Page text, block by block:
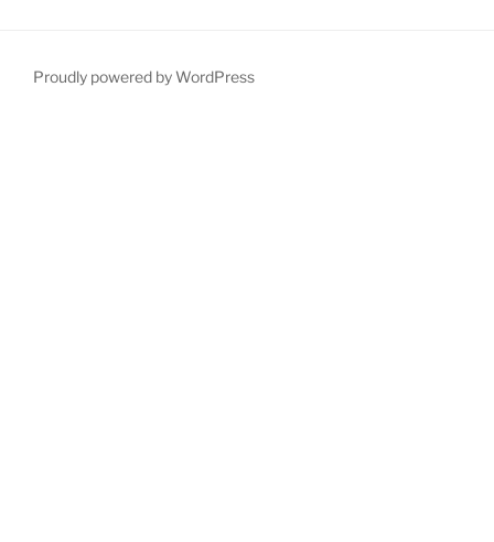
Proudly powered by WordPress